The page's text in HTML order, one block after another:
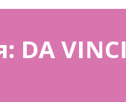
DA VINCI